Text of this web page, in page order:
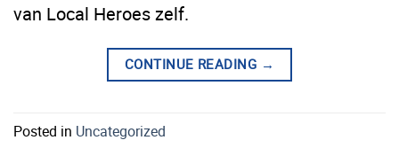
van Local Heroes zelf.
CONTINUE READING →
Posted in Uncategorized